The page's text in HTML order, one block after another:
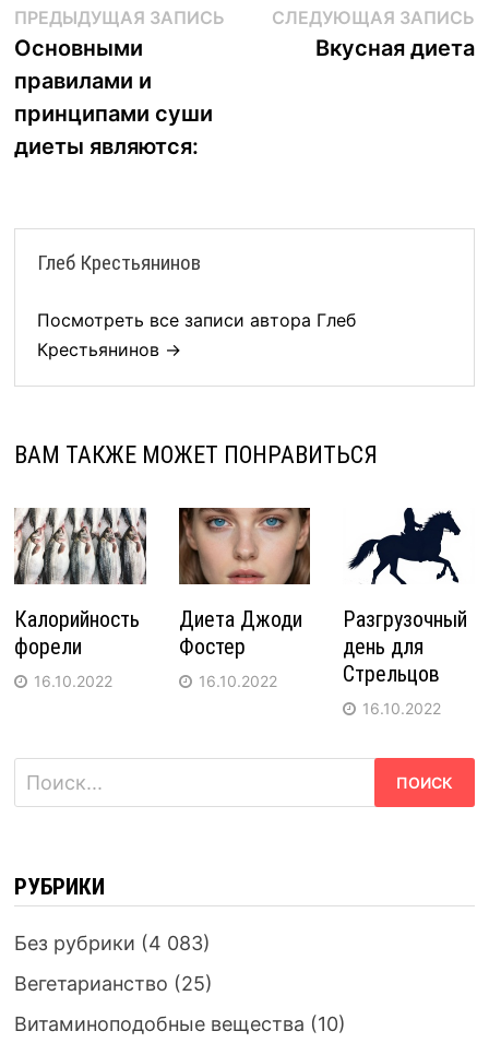
Навигация
по
записям
ПРЕДЫДУЩАЯ ЗАПИСЬПредыдущая
Основными
правилами и
принципами суши
диеты являются:
СЛЕДУЮЩАЯ ЗАПИСЬ
Вкусная диета
Глеб Крестьянинов
Посмотреть все записи автора Глеб
Крестьянинов →
ВАМ ТАКЖЕ МОЖЕТ ПОНРАВИТЬСЯ
Калорийность
форели
16.10.2022
Диета Джоди
Фостер
16.10.2022
Разгрузочный
день для
Стрельцов
16.10.2022
Найти:
РУБРИКИ
Без рубрики (4 083)
Вегетарианство (25)
Витаминоподобные вещества (10)